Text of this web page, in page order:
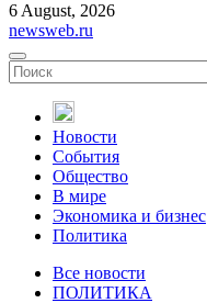
6 August, 2026
newsweb.ru
Новости
События
Общество
В мире
Экономика и бизнес
Политика
Все новости
ПОЛИТИКА